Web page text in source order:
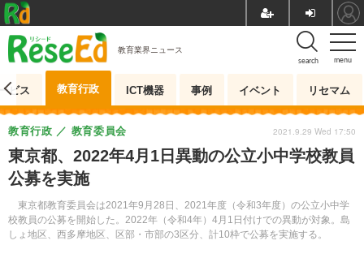
menu
search
教育業界ニュース
ビス 教育行政 ICT機器 事例 イベント リセマム
東京都、2022年4月1日異動の公立小中学校教員
公募を実施
東京都教育委員会は2021年9月28日、2021年度（令和3年度）の公立小中学
校教員の公募を開始した。2022年（令和4年）4月1日付けでの異動が対象。島
しょ地区、西多摩地区、区部・市部の3区分、計10枠で公募を実施する。
教育行政 教育委員会 2021.9.29 Wed 17:50